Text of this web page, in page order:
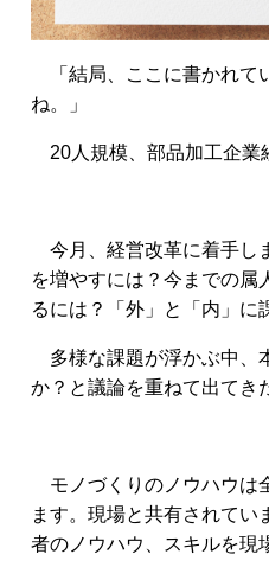
「結局、ここに書かれ
ね。」
20人規模、部品加工企業
今月、経営改革に着手し
を増やすには？今までの属
るには？「外」と「内」に
多様な課題が浮かぶ中、
か？と議論を重ねて出てき
モノづくりのノウハウは
ます。現場と共有されてい
者のノウハウ、スキルを現